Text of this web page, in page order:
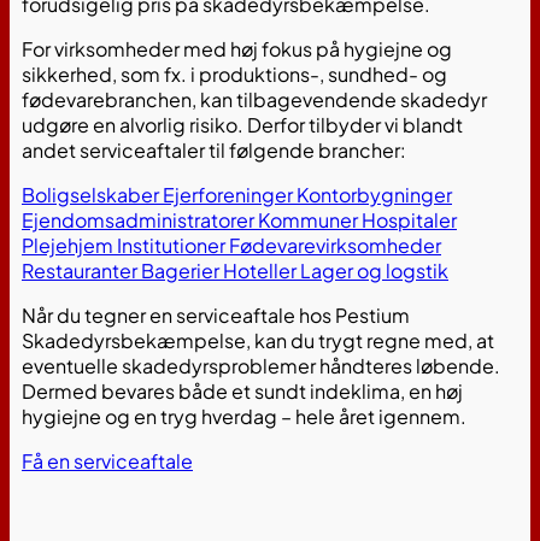
For virksomheder med høj fokus på hygiejne og
sikkerhed, som fx. i produktions-, sundhed- og
fødevarebranchen, kan tilbagevendende skadedyr
udgøre en alvorlig risiko. Derfor tilbyder vi blandt
andet serviceaftaler til følgende brancher:
BoligselskaberEjerforeningerKontorbygninger
EjendomsadministratorerKommunerHospitaler
Plejehjem InstitutionerFødevarevirksomheder
RestauranterBagerierHotellerLager og logstik
Når du tegner en serviceaftale hos Pestium
Skadedyrsbekæmpelse, kan du trygt regne med, at
eventuelle skadedyrsproblemer håndteres løbende.
Dermed bevares både et sundt indeklima, en høj
hygiejne og en tryg hverdag – hele året igennem.
Få en serviceaftale